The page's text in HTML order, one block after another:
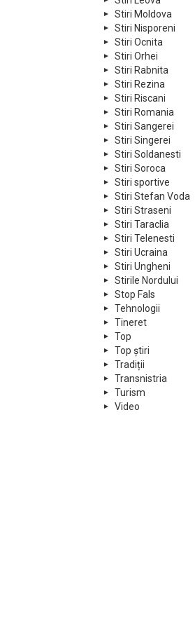
Stiri Moldova
Stiri Nisporeni
Stiri Ocnita
Stiri Orhei
Stiri Rabnita
Stiri Rezina
Stiri Riscani
Stiri Romania
Stiri Sangerei
Stiri Singerei
Stiri Soldanesti
Stiri Soroca
Stiri sportive
Stiri Stefan Voda
Stiri Straseni
Stiri Taraclia
Stiri Telenesti
Stiri Ucraina
Stiri Ungheni
Stirile Nordului
Stop Fals
Tehnologii
Tineret
Top
Top știri
Tradiții
Transnistria
Turism
Video